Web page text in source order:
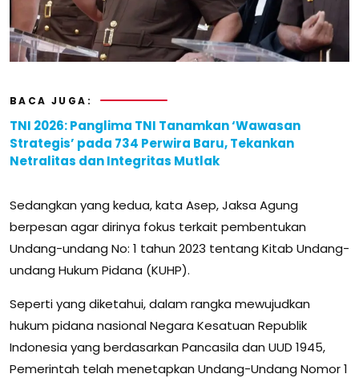
BACA JUGA:
TNI 2026: Panglima TNI Tanamkan ‘Wawasan
Strategis’ pada 734 Perwira Baru, Tekankan
Netralitas dan Integritas Mutlak
Sedangkan yang kedua, kata Asep, Jaksa Agung
berpesan agar dirinya fokus terkait pembentukan
Undang-undang No: 1 tahun 2023 tentang Kitab Undang-
undang Hukum Pidana (KUHP).
Seperti yang diketahui, dalam rangka mewujudkan
hukum pidana nasional Negara Kesatuan Republik
Indonesia yang berdasarkan Pancasila dan UUD 1945,
Pemerintah telah menetapkan Undang-Undang Nomor 1